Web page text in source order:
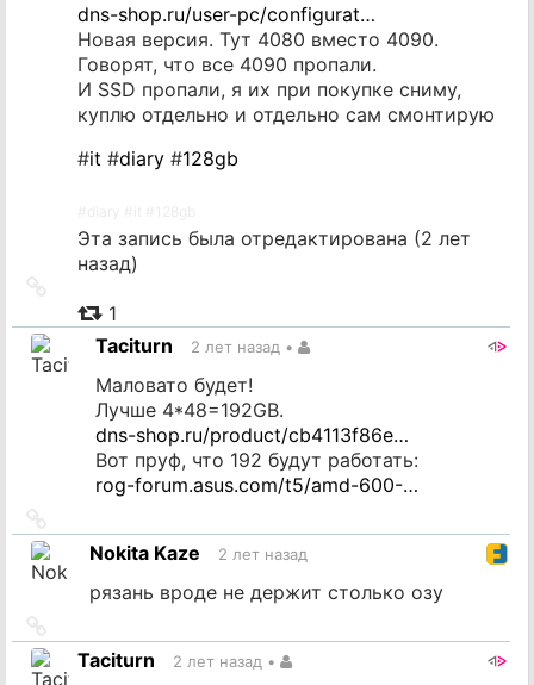
dns-shop.ru/user-pc/configurat…
Новая версия. Тут 4080 вместо 4090.
Говорят, что все 4090 пропали.
И SSD пропали, я их при покупке сниму,
куплю отдельно и отдельно сам смонтирую
#it #diary #128gb
Эта запись была отредактирована (2 лет
назад)
источник
1
Taciturn
2 лет назад •
Маловато будет!
Лучше 4*48=192GB.
dns-shop.ru/product/cb4113f86e…
Вот пруф, что 192 будут работать:
rog-forum.asus.com/t5/amd-600-…
на
источникNokita Kaze 2 лет назад
рязань вроде не держит столько озу
на
источник
Taciturn 2 лет назад •